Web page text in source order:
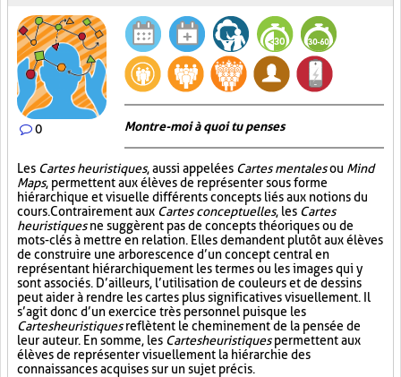
0 Montre-moi à quoi tu penses
Les Cartes heuristiques, aussi appelées Cartes mentalesou Mind
Maps, permettent aux élèves de représenter sous forme
hiérarchique et visuelle différents concepts liés aux notions du
cours. Contrairement aux Cartes conceptuelles, les Cartes
heuristiquesne suggèrent pas de concepts théoriques ou de
mots-clés à mettre en relation. Elles demandent plutôt aux élèves
de construire une arborescence d’un concept central en
représentant hiérarchiquement les termes ou les images qui y
sont associés. D’ailleurs, l’utilisation de couleurs et de dessins
peut aider à rendre les cartes plus significatives visuellement. Il
s’agit donc d’un exercice très personnel puisque les
Cartes heuristiquesreflètent le cheminement de la pensée de
leur auteur. En somme, les Cartes heuristiquespermettent aux
élèves de représenter visuellement la hiérarchie des
connaissances acquises sur un sujet précis.